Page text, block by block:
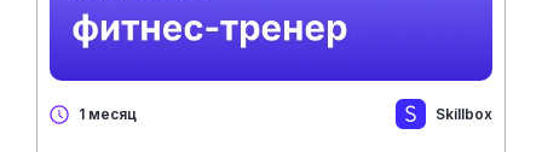
1 месяц Skillbox